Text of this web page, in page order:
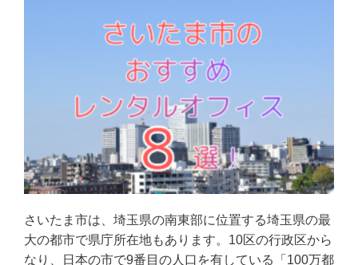
さいたま市は、埼玉県の南東部に位置する埼玉県の最
大の都市で県庁所在地もあります。10区の行政区から
なり、日本の市で9番目の人口を有している「100万都